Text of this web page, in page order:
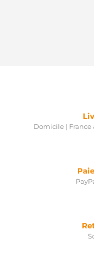
Domicile | France